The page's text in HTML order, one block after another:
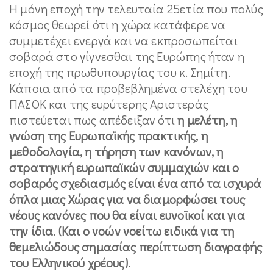
Η μόνη εποχή την τελευταία 25ετία που πολύς
κόσμος θεωρεί ότι η χώρα κατάφερε να
συμμετέχει ενεργά και να εκπροσωπείται
σοβαρά στο γίγνεσθαι της Ευρώπης ήταν η
εποχή της πρωθυπουργίας του κ. Σημίτη.
Κάποια από τα προβεβλημένα στελέχη του
ΠΑΣΟΚ και της ευρύτερης Αριστεράς
πιστεύεται πως απέδειξαν ότιη μελέτη, η
γνώση της Ευρωπαϊκής πρακτικής, η
μεθοδολογία, η τήρηση των κανόνων, η
στρατηγική ευρωπαϊκών συμμαχιών και ο
σοβαρός σχεδιασμός είναι ένα από τα ισχυρά
όπλα μιας Χώρας για να διαμορφώσει τους
νέους κανόνες που θα είναι ευνοϊκοί και για
την ίδια. (Και ο νοών νοείτω ειδικά για τη
θεμελιώδους σημασίας περίπτωση διαγραφής
του Ελληνικού χρέους).